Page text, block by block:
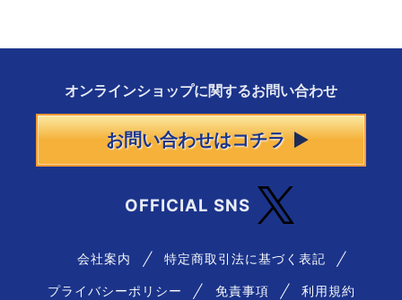
オンラインショップに関するお問い合わせ
お問い合わせはコチラ
OFFICIAL SNS
会社案内 特定商取引法に基づく表記
プライバシーポリシー 免責事項 利用規約